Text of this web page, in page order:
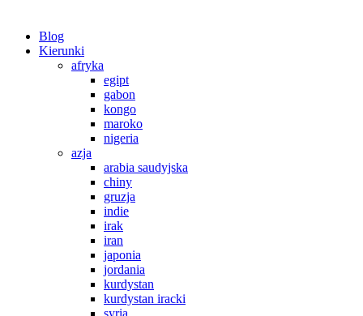
Blog
Kierunki
afryka
egipt
gabon
kongo
maroko
nigeria
azja
arabia saudyjska
chiny
gruzja
indie
irak
iran
japonia
jordania
kurdystan
kurdystan iracki
syria